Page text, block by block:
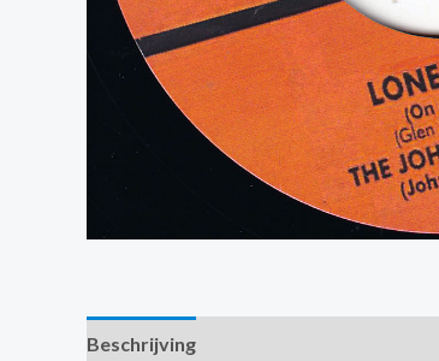
Beschrijving